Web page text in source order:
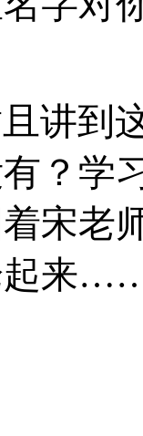
讲到
？学
宋老
来